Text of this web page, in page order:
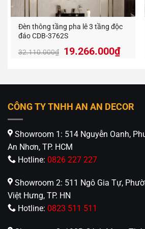
Đèn thông tầng pha lê 3 tầng độc
đáo CDB-3762S
32.110.000₫
Giá
32.110.000₫.
19.266.000₫Giá
hiện
là:
CÔNG TY TNHH AN AN DECOR
Showroom 1: 514 Nguyễn Oanh,
An Nhơn, TP. HCM
Hotline: 0826 227 227
Showroom 2: 511 Ngô Gia Tự,
Việt Hưng, TP. HN
Hotline: 0823 511 511